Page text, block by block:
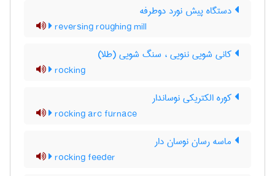
دستگاه پیش نورد دوطرفه
reversing roughing mill
کانی شویی ننویی ، سنگ شویی (طلا)
rocking
کوره الکتریکی نوساندار
rocking arc furnace
ماسه رسان نوسان دار
rocking feeder